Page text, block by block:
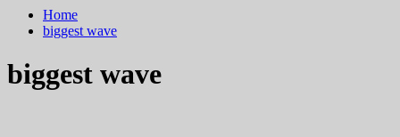
Home
biggest wave
biggest wave